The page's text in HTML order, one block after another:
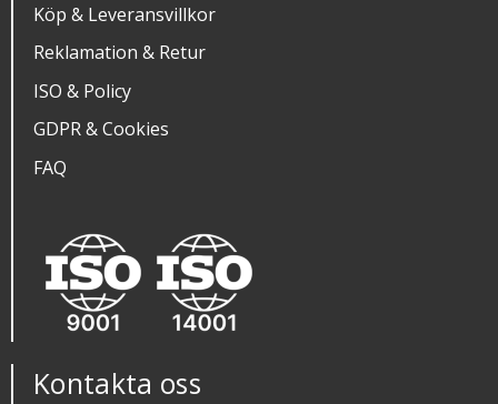
Köp & Leveransvillkor
Reklamation & Retur
ISO & Policy
GDPR & Cookies
FAQ
Kontakta oss